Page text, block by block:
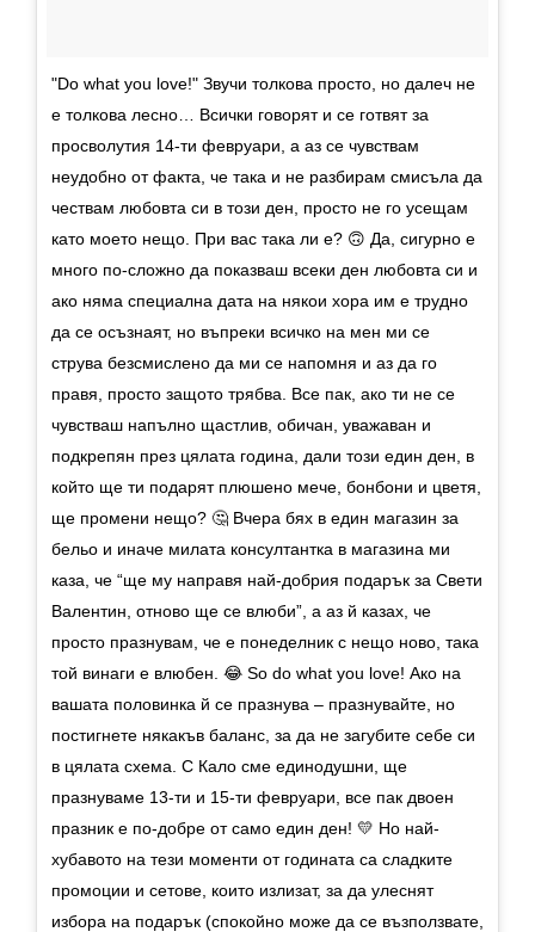
"Do what you love!" Звучи толкова просто, но далеч не
е толкова лесно… Всички говорят и се готвят за
просволутия 14-ти февруари, а аз се чувствам
неудобно от факта, че така и не разбирам смисъла да
чествам любовта си в този ден, просто не го усещам
като моето нещо. При вас така ли е? 🙃 Да, сигурно е
много по-сложно да показваш всеки ден любовта си и
ако няма специална дата на някои хора им е трудно
да се осъзнаят, но въпреки всичко на мен ми се
струва безсмислено да ми се напомня и аз да го
правя, просто защото трябва. Все пак, ако ти не се
чувстваш напълно щастлив, обичан, уважаван и
подкрепян през цялата година, дали този един ден, в
който ще ти подарят плюшено мече, бонбони и цветя,
ще промени нещо? 🤔 Вчера бях в един магазин за
бельо и иначе милата консултантка в магазина ми
каза, че “ще му направя най-добрия подарък за Свети
Валентин, отново ще се влюби”, а аз й казах, че
просто празнувам, че е понеделник с нещо ново, така
той винаги е влюбен. 😂 So do what you love! Ако на
вашата половинка й се празнува – празнувайте, но
постигнете някакъв баланс, за да не загубите себе си
в цялата схема. С Кало сме единодушни, ще
празнуваме 13-ти и 15-ти февруари, все пак двоен
празник е по-добре от само един ден! 💛 Но най-
хубавото на тези моменти от годината са сладките
промоции и сетове, които излизат, за да улеснят
избора на подарък (спокойно може да се възползвате,